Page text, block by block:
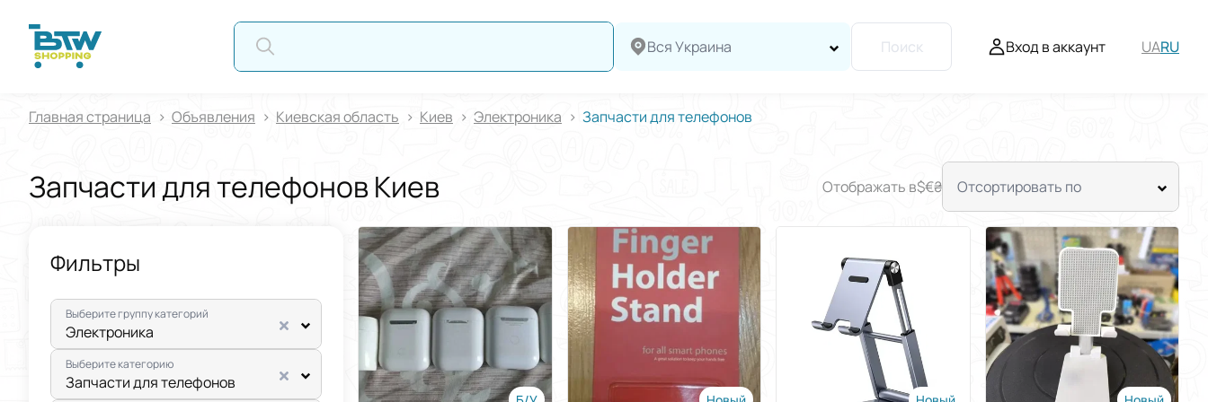
Вся Украина Поиск Вход в аккаунт UARU
Главная страница Oбъявления Киевская область Киев Электроника Запчасти для телефонов
Запчасти для телефонов Киев Отображать в$€₴ Отсортировать по
Фильтры
Выберите группу категорий
Электроника
Выберите категорию
Запчасти для телефонов